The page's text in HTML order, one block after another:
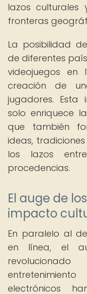
lazos culturales
fronteras
La posibilidad
de diferentes
videojuegos
creación de
jugadores. Esta
solo enriquece
que también
ideas,
los lazos
procedencias.
El auge de
impacto
En paralelo al
en línea, el
electrónicos